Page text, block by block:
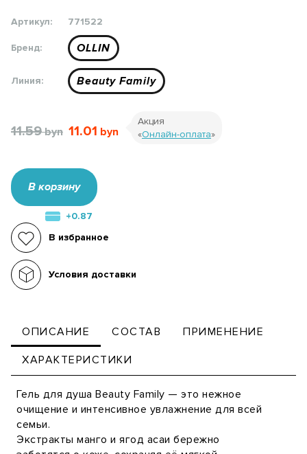
Артикул: 771522
Бренд: OLLIN
Линия: Beauty Family
11.59 11.01
Акция
«Онлайн-оплата»
В корзину
+0.87
В избранное
Условия доставки
ОПИСАНИЕ СОСТАВ ПРИМЕНЕНИЕ
ХАРАКТЕРИСТИКИ
Гель для душа Beauty Family — это нежное
очищение и интенсивное увлажнение для всей
семьи.
Экстракты манго и ягод асаи бережно